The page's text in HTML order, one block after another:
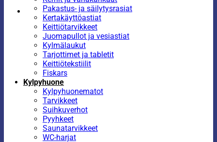
Pakastus- ja säilytysrasiat
Kertakäyttöastiat
Keittiötarvikkeet
Juomapullot ja vesiastiat
Kylmälaukut
Tarjottimet ja tabletit
Keittiötekstiilit
Fiskars
Kylpyhuone
Kylpyhuonematot
Tarvikkeet
Suihkuverhot
Pyyhkeet
Saunatarvikkeet
WC-harjat